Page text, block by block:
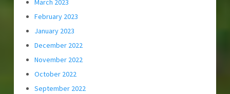
March 2023
February 2023
January 2023
December 2022
November 2022
October 2022
September 2022